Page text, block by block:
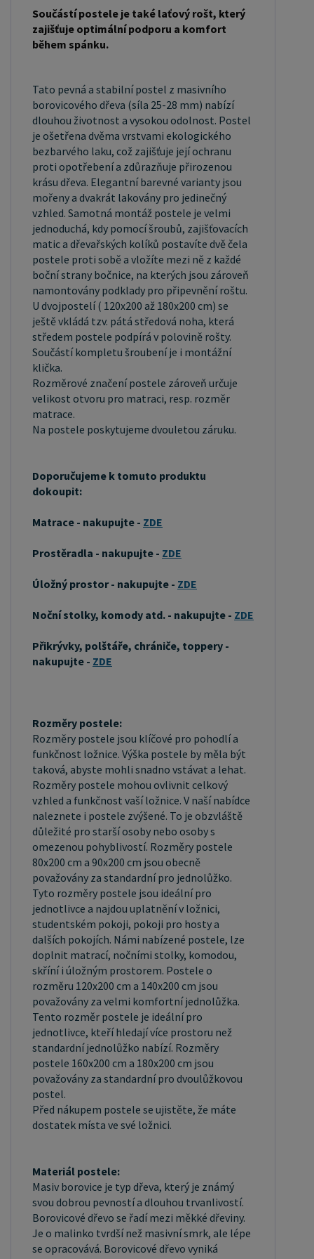
pokojích. Námi nabízené postele, lze doplnit
matrací, nočními stolky, komodou, skříní i úložným
jednolůžka. Tento rozměr postele je ideální pro
jednotlivce, kteří hledají více prostoru než
standardní jednolůžko nabízí. Rozměry postele
160x200 cm a 180x200 cm jsou považovány za
standardní pro dvoulůžkovou postel. Před
nákupem postele se ujistěte, že máte dostatek
místa ve své ložnici. Materiál postele: Masiv
borovice je typ dřeva, který je známý svou dobrou
pevností a dlouhou trvanlivostí. Borovicové dřevo
se řadí mezi měkké dřeviny. Je o malinko tvrdší
než masivní smrk, ale lépe se opracovává.
Borovicové dřevo vyniká krásnou barvou a
okouzlující kresbou. Má světlou barvu, která díky
obsahu jádra místy přechází až do oranžovo
hnědého nebo načervenalého odstínu. Tento
materiál je často používán v nábytkářství,
například pro výrobu postelí nebo knihoven.
Výrobky z masivu borovice jsou oblíbené pro svůj
přírodní vzhled a trvanlivost. Typ postele: Klasická
základních částí: rámu, roštu a matrace. Rám
postele může být vyroben z různých materiálů,
včetně dřeva, kovu nebo laminátu. Do rámu se
být vyrobena z různých materiálů, včetně pěny,
měla odpovídat rozměrům postele. Matrace se
dělí podle materiálu výroby na matrace z PUR
pružinové matrace, taštičkové matrace, latexové
matrace, lamelové matrace, sendvičové matrace,
tvrdé (H4). Tvrdost matrace je důležitý faktor,
který ovlivňuje pohodlí a podporu, kterou matrace
poskytuje. Při výběru matrace je důležité zvážit
několik faktorů, včetně vaší preferované polohy
spánku, vaší tělesné hmotnosti a jakékoliv
zdravotní problémy, které můžete mít. Laťkový
rošt ZDARMA: Laťkový rošt je ideální volbou pro ty,
kteří hledají kvalitní, pohodlný a cenově dostupný
podklad pod matraci. Laťkový rošt se skládá z
dřevěných lišt, které jsou spojeny textilií. Rošt
poskytuje dobrou podporu těla, cirkulaci vzduchu a
odvádění vlhkosti. Rošt postele je tvořen 12
příčkami, které jsou spojeny textilií, příčky roštu
jsou z masivu borovice. Mezery mezi příčkami jsou
cca 11 cm. Zpracování - lakovaná postel: Lakované
postele jsou oblíbené pro svůj elegantní vzhled a
odolnost. Lakovaný povrch je hladký, snadno se
čistí a je odolný vůči poškrábání a opotřebení. Je
však důležité mít na paměti, že bílá barva je
zvláště citlivá na nežádoucí vnější faktory, jako je
sluneční záření. Dlouhodobé vystavení postele
těmto podmínkám může způsobit vizuální změny
zajímavou cenovou nabídku na větší množství
našich produktů? Obchodníkům a firmám,
nabízíme možnost nákupu na velkoobchodní ceny.
Zašlete poptávku na ondera@seznam.cz, velice
rádi se Vám budeme věnovat. Popřípadě se
Součástí postele je také laťový rošt, který
zajišťuje optimální podporu a komfort
během spánku.
Tato pevná a stabilní postel z masivního
borovicového dřeva (síla 25-28 mm) nabízí
dlouhou životnost a vysokou odolnost. Postel
je ošetřena dvěma vrstvami ekologického
bezbarvého laku, což zajišťuje její ochranu
proti opotřebení a zdůrazňuje přirozenou
krásu dřeva. Elegantní barevné varianty jsou
mořeny a dvakrát lakovány pro jedinečný
vzhled. Samotná montáž postele je velmi
jednoduchá, kdy pomocí šroubů, zajišťovacích
matic a dřevařských kolíků postavíte dvě čela
postele proti sobě a vložíte mezi ně z každé
boční strany bočnice, na kterých jsou zároveň
namontovány podklady pro připevnění roštu.
U dvojpostelí ( 120x200 až 180x200 cm) se
ještě vkládá tzv. pátá středová noha, která
středem postele podpírá v polovině rošty.
Součástí kompletu šroubení je i montážní
klička.
Rozměrové značení postele zároveň určuje
velikost otvoru pro matraci, resp. rozměr
matrace.
Na postele poskytujeme dvouletou záruku.
Doporučujeme k tomuto produktu
dokoupit:
Matrace - nakupujte - ZDE
Prostěradla - nakupujte - ZDE
Úložný prostor - nakupujte - ZDE
Noční stolky, komody atd. - nakupujte - ZDE
Přikrývky, polštáře, chrániče, toppery -
nakupujte - ZDE
Rozměry postele:
Rozměry postele jsou klíčové pro pohodlí a
funkčnost ložnice. Výška postele by měla být
taková, abyste mohli snadno vstávat a lehat.
Rozměry postele mohou ovlivnit celkový
vzhled a funkčnost vaší ložnice. V naší nabídce
naleznete i postele zvýšené. To je obzvláště
důležité pro starší osoby nebo osoby s
omezenou pohyblivostí. Rozměry postele
80x200 cm a 90x200 cm jsou obecně
považovány za standardní pro jednolůžko.
Tyto rozměry postele jsou ideální pro
jednotlivce a najdou uplatnění v ložnici,
studentském pokoji, pokoji pro hosty a
dalších pokojích. Námi nabízené postele, lze
doplnit matrací, nočními stolky, komodou,
skříní i úložným prostorem. Postele o
rozměru 120x200 cm a 140x200 cm jsou
považovány za velmi komfortní jednolůžka.
Tento rozměr postele je ideální pro
jednotlivce, kteří hledají více prostoru než
standardní jednolůžko nabízí. Rozměry
postele 160x200 cm a 180x200 cm jsou
považovány za standardní pro dvoulůžkovou
postel.
Před nákupem postele se ujistěte, že máte
dostatek místa ve své ložnici.
Materiál postele:
Masiv borovice je typ dřeva, který je známý
svou dobrou pevností a dlouhou trvanlivostí.
Borovicové dřevo se řadí mezi měkké dřeviny.
Je o malinko tvrdší než masivní smrk, ale lépe
se opracovává. Borovicové dřevo vyniká